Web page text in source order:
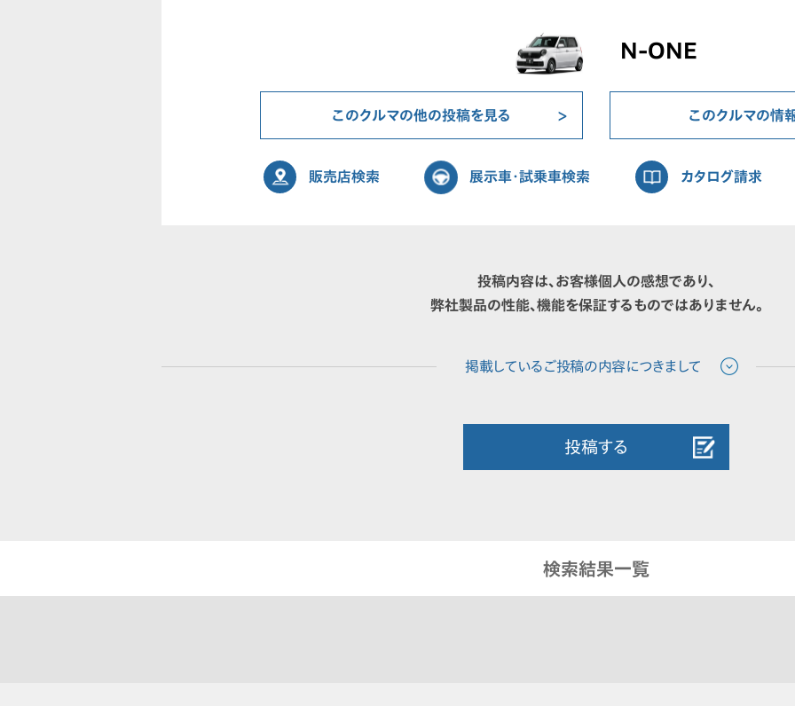
N-ONE
このクルマの他の投稿を見る このクルマの情
販売店検索 展示車・試乗車検索 カタログ請求
投稿内容は、お客様個人の感想であり、
弊社製品の性能、機能を保証するものではありません。
投稿する
検索結果一覧